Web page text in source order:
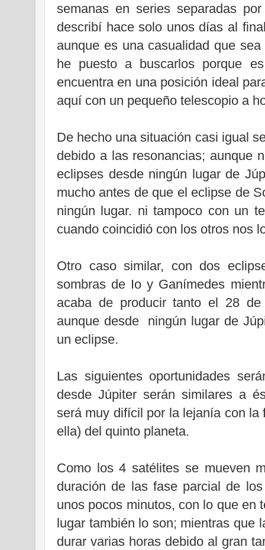
semanas en series separadas
describí hace solo unos días al
aunque es una casualidad que
he puesto a buscarlos porque
encuentra en una posición ideal
aquí con un pequeño telescopio a
De hecho una situación casi igual
debido a las resonancias; aunque
eclipses desde ningún lugar de
mucho antes de que el eclipse de
ningún lugar. ni tampoco con un
cuando coincidió con los otros nos
Otro caso similar, con dos
sombras de Io y Ganímedes
acaba de producir tanto el 28
aunque desde ningún lugar de
un eclipse.
Las siguientes oportunidades
desde Júpiter serán similares a
será muy difícil por la lejanía con
ella) del quinto planeta.
Como los 4 satélites se mueven
duración de las fase parcial de
unos pocos minutos, con lo que en
lugar también lo son; mientras que
durar varias horas debido al gran